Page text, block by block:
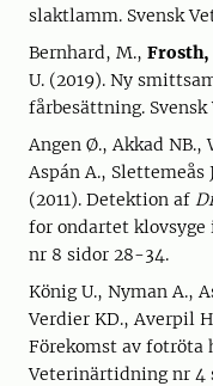
slaktlamm. Svensk
Bernhard, M., Frosth,
U. (2019). Ny
fårbesättning.
Angen Ø., Akkad NB.,
Aspán A., Slettemeås
(2011). Detektion af
for ondartet klovsyge
nr 8 sidor 28-34.
König U., Nyman A.,
Verdier KD., Averpil
Förekomst av fotröta
Veterinärtidning nr 4